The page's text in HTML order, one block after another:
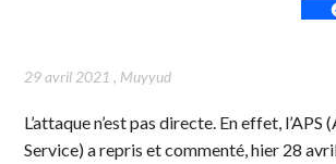
29 avril 2021 , Muyyud
L’attaque n’est pas directe. En effet, l’APS
Service) a repris et commenté, hier 28